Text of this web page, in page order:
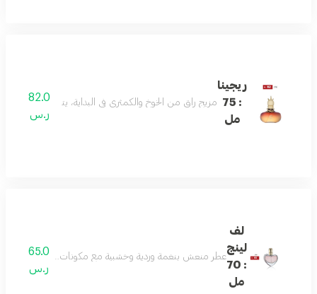
ريجينا
: 75
مل
مزيج راقٍ من الخوخ والكمثرى في البداية، يتناغم مع قلب من
82.0
ر.س
لف
لينج
: 70
مل
عطر منعش بنغمة وردية وخشبية مع مكونات علوية من65.0
ر.س